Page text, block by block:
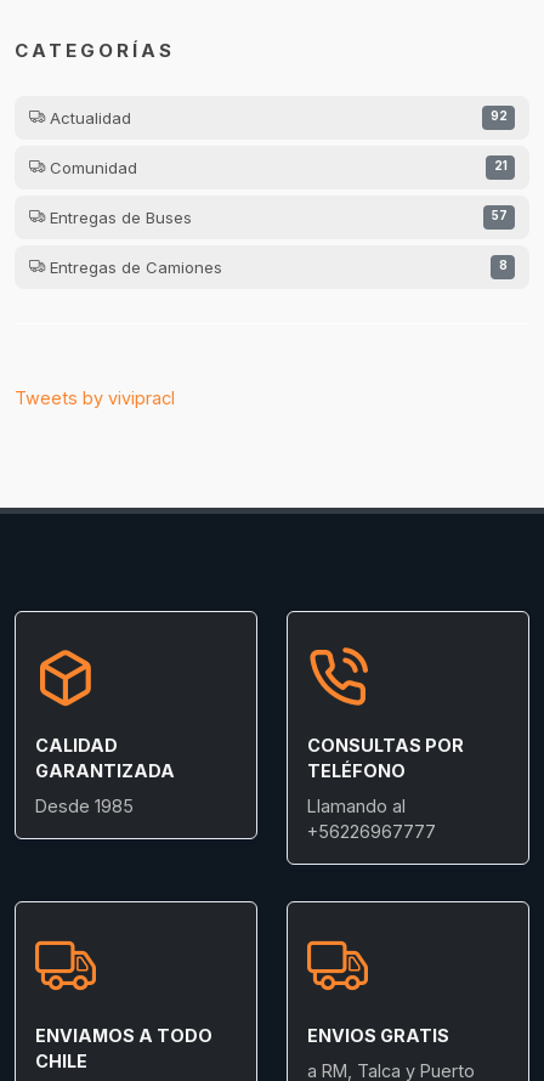
CATEGORÍAS
Actualidad 92
Comunidad 21
Entregas de Buses 57
Entregas de Camiones 8
Tweets by vivipracl
CALIDAD
GARANTIZADA
Desde 1985
CONSULTAS POR
TELÉFONO
Llamando al
+56226967777
ENVIAMOS A TODO
CHILE
ENVIOS GRATIS
a RM, Talca y Puerto